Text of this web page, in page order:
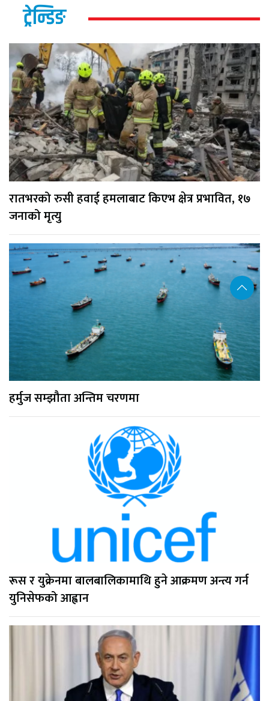
ट्रेन्डिङ
रातभरको रुसी हवाई हमलाबाट किएभ क्षेत्र प्रभावित, १७
जनाको मृत्यु
हर्मुज सम्झौता अन्तिम चरणमा
रूस र युक्रेनमा बालबालिकामाथि हुने आक्रमण अन्त्य गर्न
युनिसेफको आह्वान